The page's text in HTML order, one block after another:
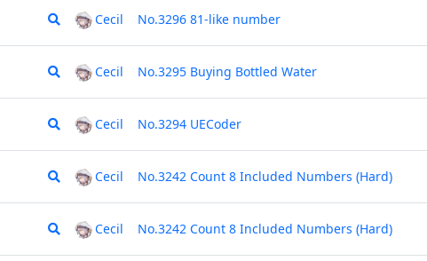
Cecil No.3296 81-like number
Cecil No.3295 Buying Bottled Water
Cecil No.3294 UECoder
Cecil No.3242 Count 8 Included Numbers (Hard)
Cecil No.3242 Count 8 Included Numbers (Hard)